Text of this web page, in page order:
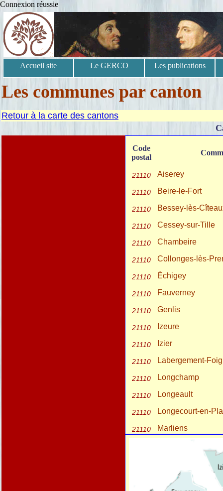
Connexion réussie
Accueil site Le GERCO Les publications
Les communes par canton
Retour à la carte des cantons
Code
postal
21110 Aiserey
21110 Beire-le-Fort
21110 Bessey-lès-
21110 Cessey-sur-Tille
21110 Chambeire
21110 Collonges-lès-
21110 Échigey
21110 Fauverney
21110 Genlis
21110 Izeure
21110 Izier
21110 Labergement-
21110 Longchamp
21110 Longeault
21110 Longecourt-en-
21110 Marliens
Premières